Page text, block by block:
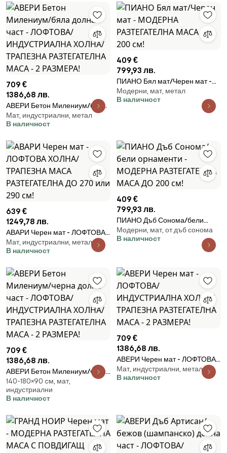
МАСА - 2 РАЗМЕРА!
КУХНЯ, ДНЕВНА ИЛИ
ТРАПЕЗАРИЯ
709 €
1386,68 лв.
АВЕРИ Бетон Милениум/бяла
долна част - ЛОФТОВА/
ИНДУСТРИАЛНА ХОЛНА/
МАСА - 2 РАЗМЕРА!
Мат, индустриални, метал
В наличност
409 €
799,93 лв.
ПИАНО Бял мат/Черен мат -
МОДЕРНА РАЗТЕГАТЕЛНА
МАСА ДО 200 cм!
Модерни, мат, метал
В наличност
639 €
1249,78 лв.
АВАРИ Черен мат - ЛОФТОВА
ХОЛНА/ТРАПЕЗНА МАСА
РАЗТЕГАТЕЛНА ДО 270 или
Мат, индустриални, метал
В наличност
409 €
799,93 лв.
ПИАНО Дъб Сонома/бели
орнаменти - МОДЕРНА
РАЗТЕГАТЕЛНА МАСА ДО 200
Модерни, мат, от дъб сонома
В наличност
709 €
1386,68 лв.
АВЕРИ Бетон Милениум/черна
долна част - ЛОФТОВА/
ИНДУСТРИАЛНА ХОЛНА/
ТРАПЕЗНА РАЗТЕГАТЕЛНА
140-180×90 cм, мат,
индустриални
В наличност
709 €
1386,68 лв.
АВЕРИ Черен мат - ЛОФТОВА/
ИНДУСТРИАЛНА ХОЛНА/
ТРАПЕЗНА РАЗТЕГАТЕЛНА
Мат, индустриални, метал
В наличност